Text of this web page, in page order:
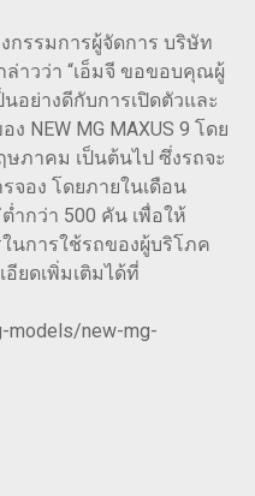
กรรมการผู้จัดการ บริษัท
ล่าวว่า “เอ็มจี ขอขอบคุณผู้
อย่างดีกับการเปิดตัวและ
NEW MG MAXUS 9 โดย
ษภาคม เป็นต้นไป ซึ่งรถจะ
จอง โดยภายในเดือน
ำกว่า 500 คัน เพื่อให้
นการใช้รถของผู้บริโภค
ยดเพิ่มเติมได้ที่
models/new-mg-